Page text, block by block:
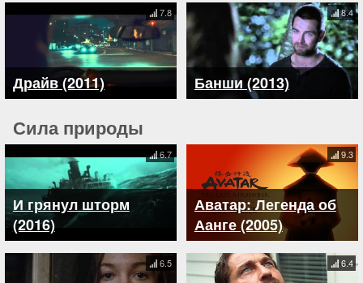
Драйв (2011)
7.8
Банши (2013)
8.4
Сила природы
И грянул шторм
(2016)
6.7
Аватар: Легенда об
Аанге (2005)
9.3
6.5 6.4